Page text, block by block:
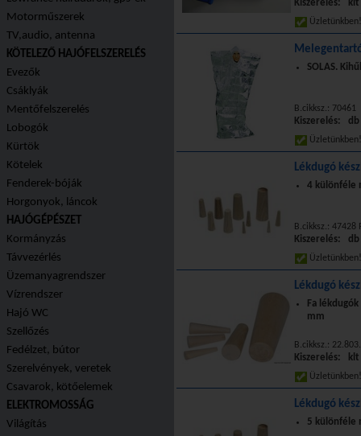
Motorműszerek
TV,audio, antenna
KÖTELEZŐ HAJÓFELSZERELÉS
Evezők
Csáklyák
Mentőfelszerelés
Lobogók
Kürtök
Kötelek
Fenderek-bóják
Horgonyok, láncok
HAJÓGÉPÉSZET
Kormányzás
Távvezérlés
Üzemanyagrendszer
Vízrendszer
Hajó WC
Szellőzés
Fedélzet, bútor
Szerelvények, veretek
Csavarok, kötőelemek
ELEKTROMOSSÁG
Világítás
Kiszerelés: klt
SOLAS.
B.cikksz.: 70461
Kiszerelés: db
Lékdugó
4 különféle
B.cikksz.: 47428
Kiszerelés: db
Lékdugó
Fa
mm
B.cikksz.:
Kiszerelés: klt
Lékdugó
5 különféle